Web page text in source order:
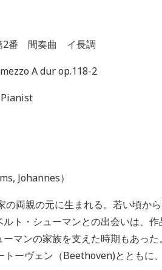
2番 間奏曲 イ長調
A dur op.118-2
Johannes）
両親の元に生まれる。若い頃か
ト・シューマンとの出会いは、
マンの家族を支えた時期もあっ
トーヴェン（Beethoven)とともに